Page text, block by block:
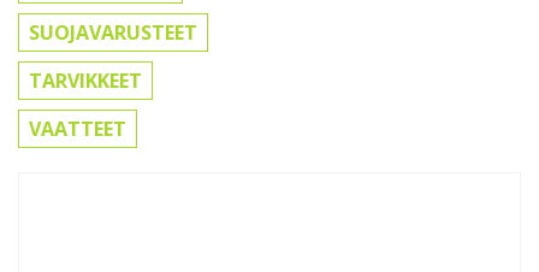
SUOJAVARUSTEET
TARVIKKEET
VAATTEET